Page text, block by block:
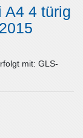
A4 4 türig
mit: GLS-